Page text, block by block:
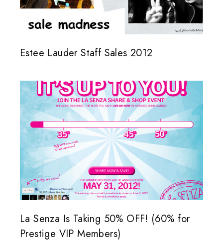
Estee Lauder Staff Sales 2012
La Senza Is Taking 50% OFF! (60% for
Prestige VIP Members)